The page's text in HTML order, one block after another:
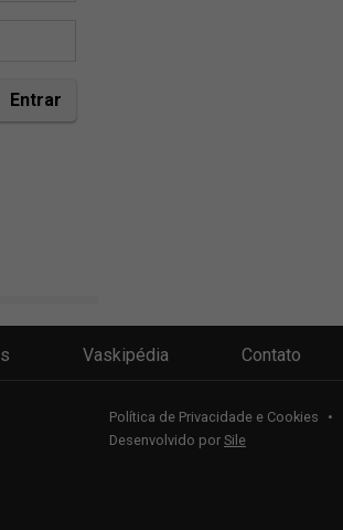
Vaskipédia Contato
Política de Privacidade e Cookies •
Desenvolvido por Sile